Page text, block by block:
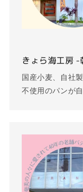
きょら海工房
国産小麦、自社
不使用のパンが